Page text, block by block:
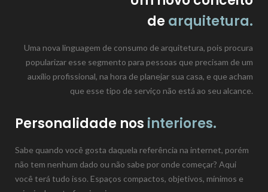
de arquitetura.
Uma nova linguagem de consumo de arquitetura, pois procura
popularizar esse segmento para pessoas que precisam de um
auxílio profissional, na hora de planejar sua casa, e que acham
que esse tipo de serviço não está ao seu alcance.
Personalidade nos interiores.
Sabe quando você gosta daquela referência na internet, porém
não tem nenhum dado ou não sabe por onde começar? Aqui
você terá tudo isso. Espaços compactos, objetivos, mínimos e